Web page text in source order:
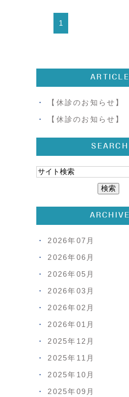
1
ARTICLE
【休診のお知らせ】
【休診のお知らせ】
SEARCH
ARCHIVE
2026年07月
2026年06月
2026年05月
2026年03月
2026年02月
2026年01月
2025年12月
2025年11月
2025年10月
2025年09月